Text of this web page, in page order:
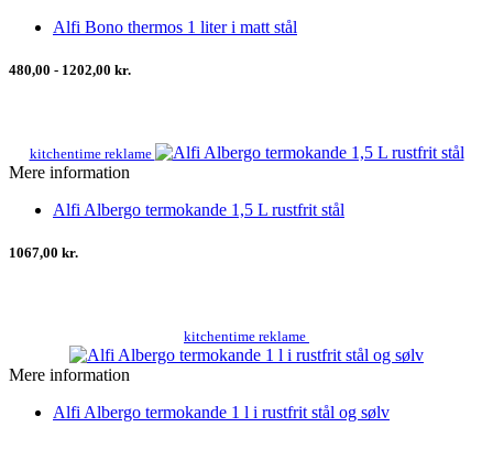
Alfi Bono thermos 1 liter i matt stål
480,00 - 1202,00 kr.
kitchentime reklame
Mere information
Alfi Albergo termokande 1,5 L rustfrit stål
1067,00 kr.
kitchentime reklame
Mere information
Alfi Albergo termokande 1 l i rustfrit stål og sølv